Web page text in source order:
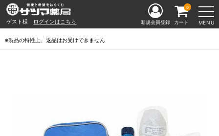
ゲスト様 ログインはこちら MENU
新規会員登録 カート
0
※製品の特性上、返品はお受けできません